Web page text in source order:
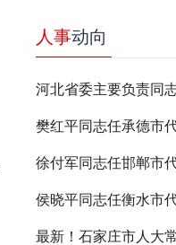
人事动向
河北省委主要负责同
樊红平同志任承德市
徐付军同志任邯郸市
侯晓平同志任衡水市
最新！石家庄市人大